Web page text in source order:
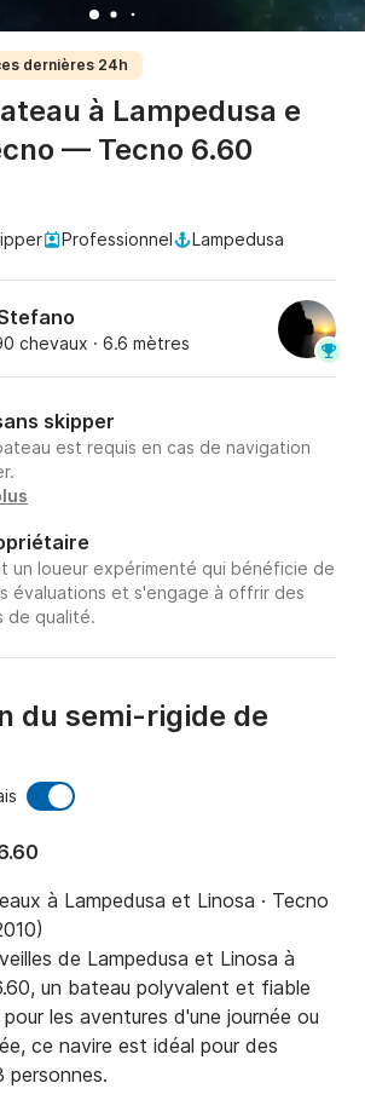
dernières 24h
à Lampedusa e
— Tecno 6.60
Professionnel Lampedusa
chevaux · 6.6 mètres
skipper
est requis en cas de navigation
un loueur expérimenté qui bénéficie de
évaluations et s'engage à offrir des
de qualité.
du semi-rigide de
à Lampedusa et Linosa · Tecno
de Lampedusa et Linosa à
un bateau polyvalent et fiable
les aventures d'une journée ou
ce navire est idéal pour des
personnes.